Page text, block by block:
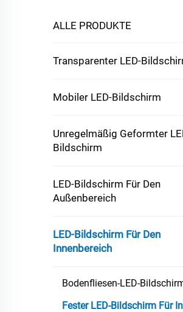
ALLE PRODUKTE
Transparenter LED-
Mobiler LED-Bildschirm
Unregelmäßig Geformter
Bildschirm
LED-Bildschirm Für Den
Außenbereich
LED-Bildschirm Für Den
Innenbereich
Bodenfliesen-LED-
Fester LED-Bildschirm Für